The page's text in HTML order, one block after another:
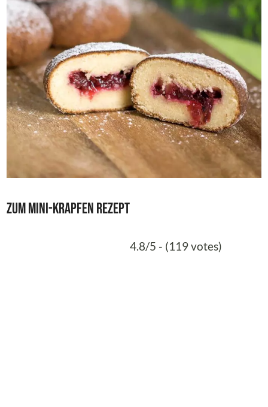
Zum Mini-Krapfen Rezept
4.8/5 - (119 votes)